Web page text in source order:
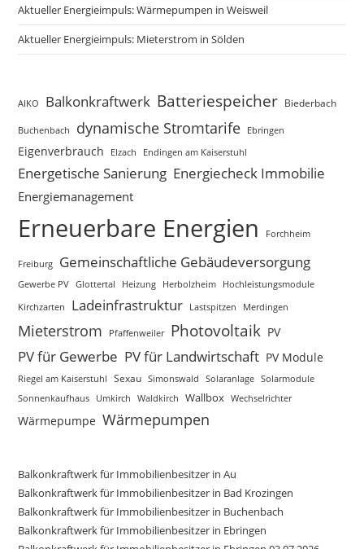
Aktueller Energieimpuls: Wärmepumpen in Weisweil
Aktueller Energieimpuls: Mieterstrom in Sölden
AIKO Balkonkraftwerk Batteriespeicher Biederbach
Buchenbach dynamische Stromtarife Ebringen
Eigenverbrauch Elzach Endingen am Kaiserstuhl
Energetische Sanierung Energiecheck Immobilie
Energiemanagement
Erneuerbare Energien Forchheim
Freiburg Gemeinschaftliche Gebäudeversorgung
Gewerbe PV Glottertal Heizung Herbolzheim Hochleistungsmodule
Kirchzarten
Ladeinfrastruktur Lastspitzen Merdingen
Mieterstrom Pfaffenweiler Photovoltaik PV
PV für Gewerbe PV für Landwirtschaft PV Module
Riegel am Kaiserstuhl Sexau Simonswald Solaranlage Solarmodule
Sonnenkaufhaus
Umkirch Waldkirch Wallbox Wechselrichter
Wärmepumpe Wärmepumpen
Balkonkraftwerk für Immobilienbesitzer in Au
Balkonkraftwerk für Immobilienbesitzer in Bad Krozingen
Balkonkraftwerk für Immobilienbesitzer in Buchenbach
Balkonkraftwerk für Immobilienbesitzer in Ebringen